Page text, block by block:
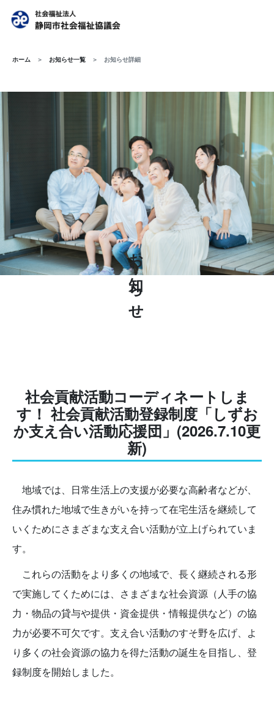
ホーム お知らせ一覧 お知らせ詳細
お知らせ
社会貢献活動コーディネートしま
す！ 社会貢献活動登録制度「しずお
か支え合い活動応援団」(2026.7.10更
新)
地域では、日常生活上の支援が必要な高齢者などが、
住み慣れた地域で生きがいを持って在宅生活を継続して
いくためにさまざまな支え合い活動が立上げられていま
す。
これらの活動をより多くの地域で、長く継続される形
で実施してくためには、さまざまな社会資源（人手の協
力・物品の貸与や提供・資金提供・情報提供など）の協
力が必要不可欠です。支え合い活動のすそ野を広げ、よ
り多くの社会資源の協力を得た活動の誕生を目指し、登
録制度を開始しました。